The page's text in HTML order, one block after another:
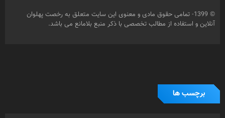
© 1399- تمامی حقوق مادی و معنوی این سایت متعلق به رخصت پهلوان
آنلاین و استفاده از مطالب تخصصی با ذکر منبع بلامانع می باشد.
برچسب ها